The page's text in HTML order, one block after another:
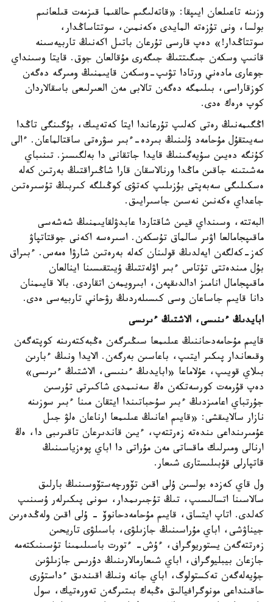
وزىنە تاعىلعان ايىپقا: «قاتەلىگىم حالقىما قىزمەت قىلعانىم
بولسا، ونى تۇزەتە المايدى ەكەنمىن، سوتتاساڭدار،
سوتتاڭدار!» دەپ قارسى تۇرعان باتىل اكەنىڭ تاربيەسىنە
قانىپ وسكەن جىگىتتىڭ جىگەرى مۇقالعان جوق. قايتا وسىنداي
جوعارى مادەني ورتادا تۋىپ-وسكەن قايىمنىڭ ومىرگە دەگەن
كوزقاراسى، بىلىمگە دەگەن تالابى مەن العىرلىعى باسقالاردان
كوپ ەرەك ەدى.
اڭگىمەنىڭ رەتى كەلىپ تۇرعاندا ايتا كەتەيىك، بۇگىنگى تاڭدا
سەيىتقۇل مۇحامەد ۇلىنىڭ بىردە-ءبىر سۋرەتى ساقتالماعان. ءالى
كۇنگە دەيىن سۇيەگىنىڭ قايدا جاتقانى دا بەلگىسىز. تىنىباي
مەشىتىنە جاقىن ماڭدا ورنالاسقان قارا شاڭىراقتىڭ بەرتىن كەلە
ەسكىلىگى سەبەپتى بۇزىلىپ كەتۋى كوڭىلگە كىربىڭ تۇسىرەتىن
جاعداي ەكەنىن نەسىن جاسىرايىق.
البەتتە، وسىنداي قيىن شاقتاردا عابدۋلقايىمنىڭ شەشەسى
ماقىپجامالعا اۋىر سالماق تۇسكەن. اسىرەسە اكەنى جوقتاتپاۋ
كەز-كەلگەن ايەلدىڭ قولىنان كەلە بەرەتىن شارۋا ەمەس. ءبىراق
بۇل مىندەتتى تۇتاس ءبىر اۋلەتتىڭ ۇيىتقىسىنا اينالعان
ماقىپجامال انامىز ادالدىقپەن، ابىرويمەن اتقاردى. بالا قايىمنان
دانا قايىم جاساعان وسى كىسىلەردىڭ رۋحاني تاربيەسى ەدى.
ابايدىڭ ءىنىسى، الاشتىڭ ءىرىسى
قايىم مۇحامەدحاننىڭ عىلىمعا سىڭىرگەن ەڭبەكتەرىنە كوپتەگەن
وقىعاندار پىكىر ايتىپ، باعاسىن بەرگەن. الايدا ونىڭ ءبارىن
بىلاي قويىپ، عۇلاماعا «ابايدىڭ ءىنىسى، الاشتىڭ ءىرىسى»
دەپ قۇرمەت كورسەتكەن ەڭ سەنىمدى شاكىرتى تۇرسىن
جۇرتباي اعامىزدىڭ ءبىر سۇحباتىندا ايتقان مىنا ءبىر سوزىنە
نازار سالايىقشى: «قايىم اعانىڭ عىلىمعا ارناعان ەلۋ جىل
عۇمىرىنداعى ىندەتە زەرتتەپ، ءيىن قاندىرعان تاقىرىبى دا، ەڭ
ارنالى ومىرلىك ماقساتى مەن مۇراتى دا اباي پوەزياسىنىڭ
قاتپارلى قۇبىلىستارى شىعار.
ول قاي كەزدە بولسىن ۇلى اقىن تۆورچەستۆوسىنىڭ بارلىق
سالاسىنا اتسالىسىپ، تىڭ تۇجىرىمدار، سونى پىكىرلەر ۇسىنىپ
كەلدى. اتاپ ايتساق، قايىم مۇحامەدحانوۆ - ۇلى اقىن ولەڭدەرىن
جيناۋشى، اباي مۇراسىنىڭ جازىلۋى، باسىلۋى تاريحىن
زەرتتەگەن يستوريوگراف، ءۇش- ءتورت باسىلىمىنا تۇسىنىكتەمە
جازعان بيبليوگراف، اباي شىعارمالارىنىڭ دۇرىس جازىلۋىن
جۇيەلەگەن تەكستولوگ، اباي جانە ونىڭ اقىندىق ءداستۇرى
حاقىنداعى مونوگرافيالىق ەڭبەك بىتىرگەن تەورەتيك، سول